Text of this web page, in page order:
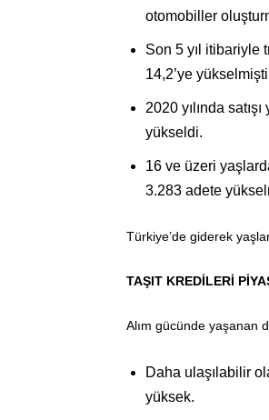
otomobiller
Son 5 yıl itibariyle
14,2’ye
2020 yılında
yükseldi.
16 ve üzeri
3.283 adete
Türkiye’de giderek
TAŞIT KREDİLERİ
Alım gücünde yaşanan
Daha ulaşılabilir
yüksek.